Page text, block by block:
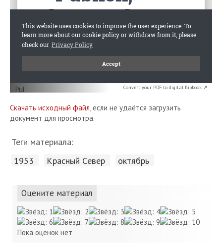
Convert your PDF to digital flipbook ↗
Скачать исходный файл, если не удаётся загрузить
документ для просмотра.
Теги материала:
1953 Красный Cевер октябрь
Оцените материал
Пока оценок нет